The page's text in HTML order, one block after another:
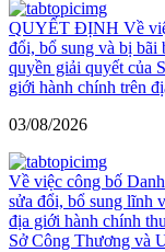
QUYẾT ĐỊNH Về
đổi, bổ sung và bị bãi
quyền giải quyết của
giới hành chính trên
03/08/2026
Về việc công bố
sửa đổi, bổ sung lĩnh
địa giới hành chính
Sở Công Thương và